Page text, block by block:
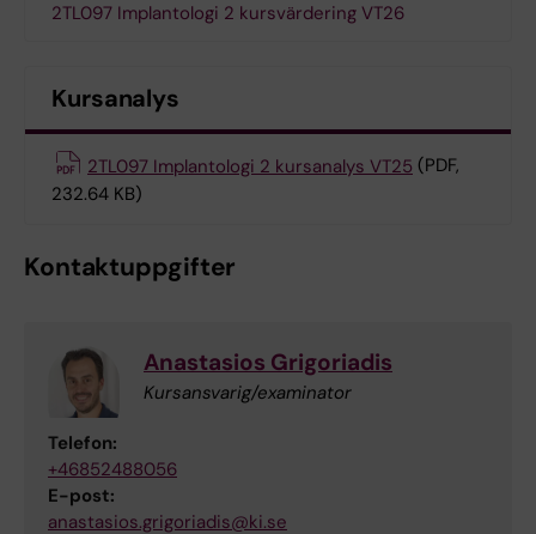
2TL097 Implantologi 2 kursvärdering VT26
Kursanalys
2TL097 Implantologi 2 kursanalys VT25 (PDF,
232.64 KB)
Kontaktuppgifter
Anastasios Grigoriadis
Kursansvarig/examinator
Telefon:
+46852488056
E-post:
anastasios.grigoriadis@ki.se